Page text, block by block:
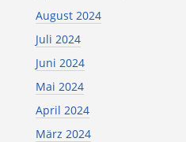
August 2024
Juli 2024
Juni 2024
Mai 2024
April 2024
März 2024